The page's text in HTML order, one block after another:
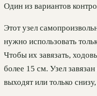
Один из вариантов
Этот узел
нужно использовать
Чтобы их завязать,
более 15 см. Узел
выходят или только